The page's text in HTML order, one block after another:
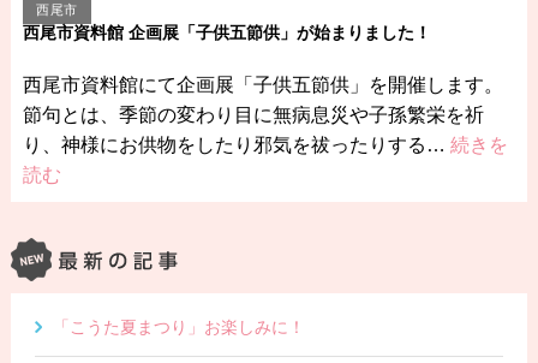
西尾市
西尾市資料館 企画展「子供五節供」が始まりました！
西尾市資料館にて企画展「子供五節供」を開催します。
節句とは、季節の変わり目に無病息災や子孫繁栄を祈
り、神様にお供物をしたり邪気を祓ったりする… 続きを
読む
「こうた夏まつり」お楽しみに！